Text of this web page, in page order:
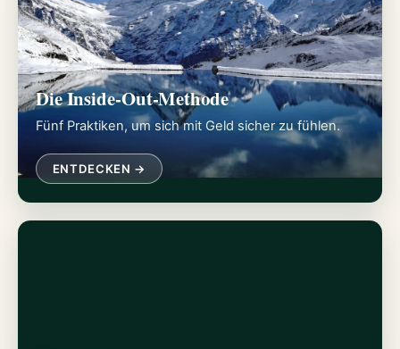
Die Inside-Out-Methode
Fünf Praktiken, um sich mit Geld sicher zu fühlen.
ENTDECKEN →